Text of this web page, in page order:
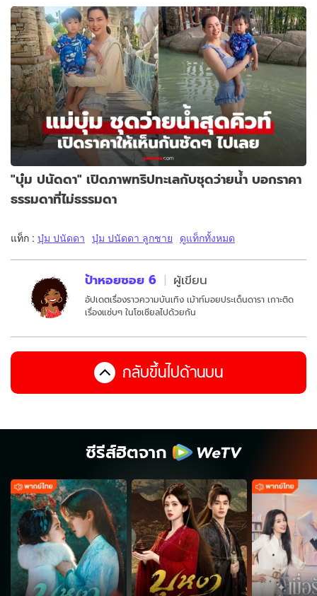
"บุ๋ม ปนัดดา" เปิดภาพทริปทะเลกับชุดว่ายน้ำ บอกราคา
ธรรมดาที่ไม่ธรรมดา
แท็ก : บุ๋ม ปนัดดา บุ๋ม ปนัดดา ลูกชาย ดูแท็กทั้งหมด
ป้าหอยซอย 6 ผู้เขียน
อัปเดตเรื่องราวความบันเทิง เม้าท์มอยประเด็นดารา เกาะติด
เรื่องแซ่บๆ ในโซเชียลไปด้วยกัน
กลับขึ้นไปด้านบน
ซีรีส์ฮิตจาก